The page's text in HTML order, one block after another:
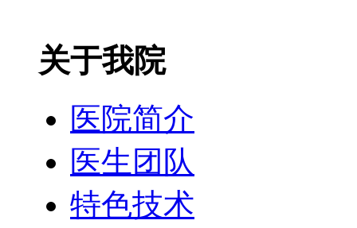
关于我院
医院简介
医生团队
特色技术